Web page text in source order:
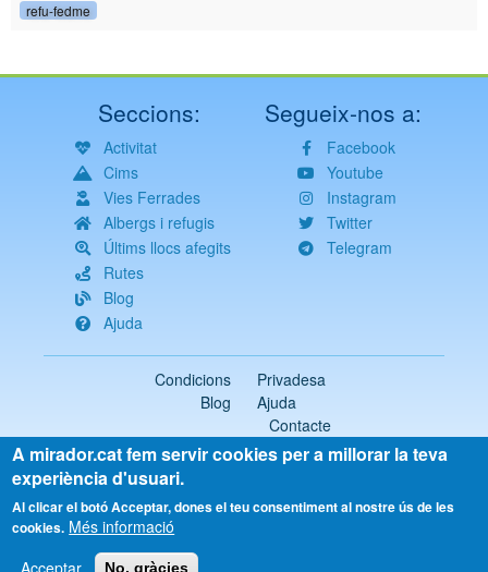
refu-fedme
Seccions:
Activitat
Cims
Vies Ferrades
Albergs i refugis
Últims llocs afegits
Rutes
Blog
Ajuda
Segueix-nos a:
Facebook
Youtube
Instagram
Twitter
Telegram
Condicions
Privadesa
Blog
Ajuda
Contacte
2018-2026 ©mirador.cat
Tots els drets reservats
Select
language
A mirador.cat fem servir cookies per a millorar la teva
experiència d'usuari.
Al clicar el botó Acceptar, dones el teu consentiment al nostre ús de les
cookies. Més informació
Acceptar
No, gràcies